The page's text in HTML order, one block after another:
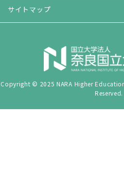
サイトマップ
Copyright © 2025 NARA Higher
Reserved.